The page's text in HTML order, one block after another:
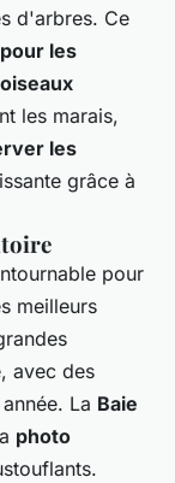
d'arbres. Ce
les
les marais,
les
grâce à
pour
meilleurs
avec des
La Baie
photo